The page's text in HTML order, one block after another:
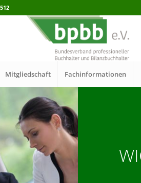
Mitgliedschaft Fachinformationen